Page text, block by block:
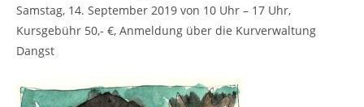
Samstag, 14. September 2019 von 10 Uhr – 17 Uhr,
Kursgebühr 50,- €, Anmeldung über die Kurverwaltung
Dangst